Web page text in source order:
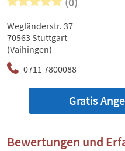
0711 7800088
Wegländerstr. 37
70563 Stuttgart
(Vaihingen)
Gratis
Bewertungen und